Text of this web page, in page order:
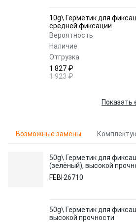
10g\ Герметик для
средней фиксации
Вероятность
Наличие
Отгрузка
1 827 ₽
1 923 ₽
Возможные замены
50g\ Герметик для
(зелёный), высокой
FEBI 26710
50g\ Герметик для
высокой прочности